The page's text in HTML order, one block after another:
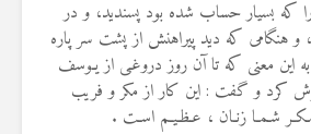
كه بسيار حساب شده بود پسنديد، و در
هنگامى كه ديد پيراهنش از پشت سر پاره
اين معنى كه تا آن روز دروغـى از يـوسف
كرد و گفت : اين كار از مكر و فريب
شـمـا زنـان ، عـظـيـم اسـت .